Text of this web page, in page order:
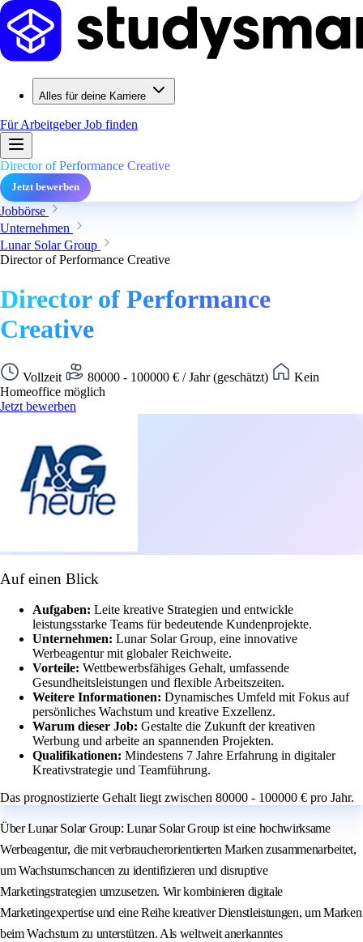
Alles für deine Karriere
Für ArbeitgeberJob finden
Director of Performance Creative
Jetzt bewerben
Jobbörse
Unternehmen
Lunar Solar Group
Director of Performance Creative
Director of Performance
Creative
Vollzeit 80000 - 100000 € / Jahr (geschätzt)
Kein
Homeoffice möglich
Jetzt bewerben
Auf einen Blick
Aufgaben: Leite kreative Strategien und entwickle
leistungsstarke Teams für bedeutende Kundenprojekte.
Unternehmen: Lunar Solar Group, eine innovative
Werbeagentur mit globaler Reichweite.
Vorteile: Wettbewerbsfähiges Gehalt, umfassende
Gesundheitsleistungen und flexible Arbeitszeiten.
Weitere Informationen: Dynamisches Umfeld mit Fokus auf
persönliches Wachstum und kreative Exzellenz.
Warum dieser Job: Gestalte die Zukunft der kreativen
Werbung und arbeite an spannenden Projekten.
Qualifikationen: Mindestens 7 Jahre Erfahrung in digitaler
Kreativstrategie und Teamführung.
Das prognostizierte Gehalt liegt zwischen 80000 - 100000 € pro Jahr.
Über Lunar Solar Group: Lunar Solar Group ist eine hochwirksame
Werbeagentur, die mit verbraucherorientierten Marken zusammenarbeitet,
um Wachstumschancen zu identifizieren und disruptive
Marketingstrategien umzusetzen. Wir kombinieren digitale
Marketingexpertise und eine Reihe kreativer Dienstleistungen, um Marken
beim Wachstum zu unterstützen. Als weltweit anerkanntes